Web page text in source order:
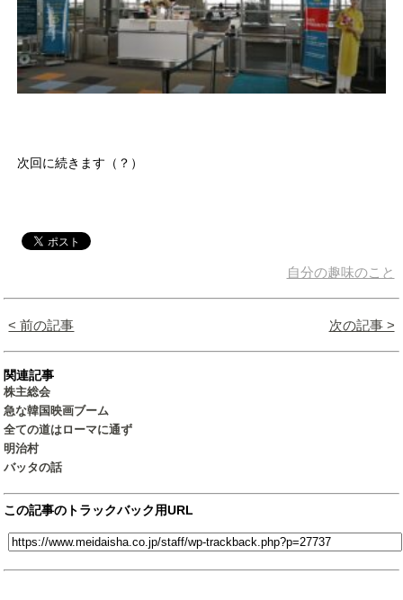
次回に続きます（？）
自分の趣味のこと
< 前の記事 次の記事 >
関連記事
株主総会
急な韓国映画ブーム
全ての道はローマに通ず
明治村
バッタの話
この記事のトラックバック用URL